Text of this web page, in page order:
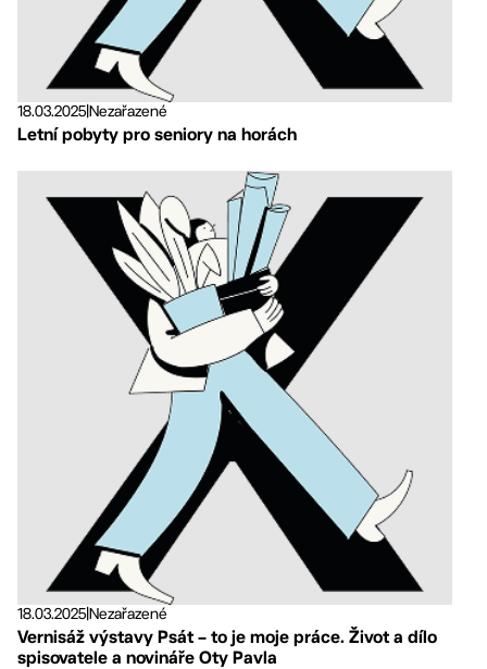
18.03.2025Nezařazené
Letní pobyty pro seniory na horách
18.03.2025Nezařazené
Vernisáž výstavy Psát – to je moje práce. Život a dílo
spisovatele a novináře Oty Pavla